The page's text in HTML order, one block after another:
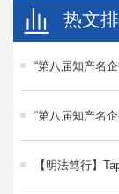
热文
“第八届知产名
“第八届知产名
【明法笃行】